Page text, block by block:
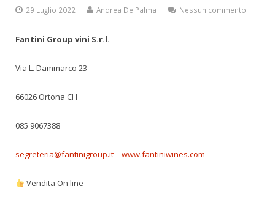
Contatti
29 Luglio 2022 Andrea De Palma Nessun commento
Fantini Group vini S.r.l.
Via L. Dammarco 23
66026 Ortona CH
085 9067388
segreteria@fantinigroup.it– www.fantiniwines.com
Vendita On line